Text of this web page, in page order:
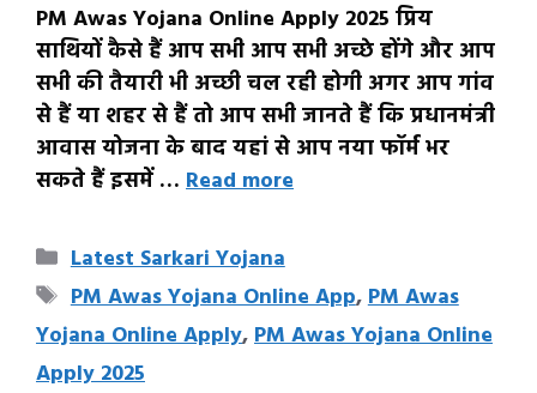
PM Awas Yojana Online Apply 2025 प्रिय
साथियों कैसे हैं आप सभी आप सभी अच्छे होंगे और आप
सभी की तैयारी भी अच्छी चल रही होगी अगर आप गांव
से हैं या शहर से हैं तो आप सभी जानते हैं कि प्रधानमंत्री
आवास योजना के बाद यहां से आप नया फॉर्म भर
सकते हैं इसमें … Read more
Categories
Latest Sarkari Yojana
Tags
PM Awas Yojana Online App,PM Awas
Yojana Online Apply,PM Awas Yojana Online
Apply 2025